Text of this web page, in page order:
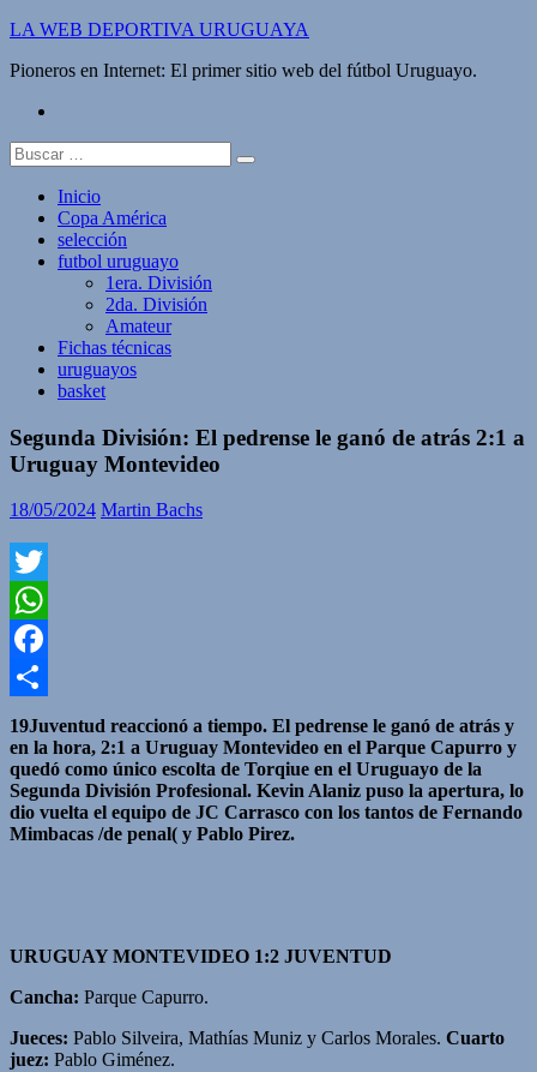
Saltar
contenido
LA WEB DEPORTIVA URUGUAYA
Pioneros en Internet: El primer sitio web del fútbol Uruguayo.
Buscar:
Inicio
Copa América
selección
futbol uruguayo
1era. División
2da. División
Amateur
Fichas técnicas
uruguayos
basket
Segunda División: El pedrense le ganó de atrás 2:1 a
Uruguay Montevideo
18/05/2024 Martin Bachs
Twitter
WhatsApp
Facebook
Compartir
19Juventud reaccionó a tiempo. El pedrense le ganó de atrás y
en la hora, 2:1 a Uruguay Montevideo en el Parque Capurro y
quedó como único escolta de Torqiue en el Uruguayo de la
Segunda División Profesional. Kevin Alaniz puso la apertura, lo
dio vuelta el equipo de JC Carrasco con los tantos de Fernando
Mimbacas /de penal( y Pablo Pirez.
URUGUAY MONTEVIDEO 1:2 JUVENTUD
Cancha: Parque Capurro.
Jueces: Pablo Silveira, Mathías Muniz y Carlos Morales. Cuarto
juez: Pablo Giménez.